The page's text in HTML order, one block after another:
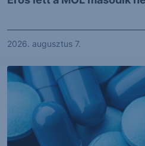
2026. augusztus 7.